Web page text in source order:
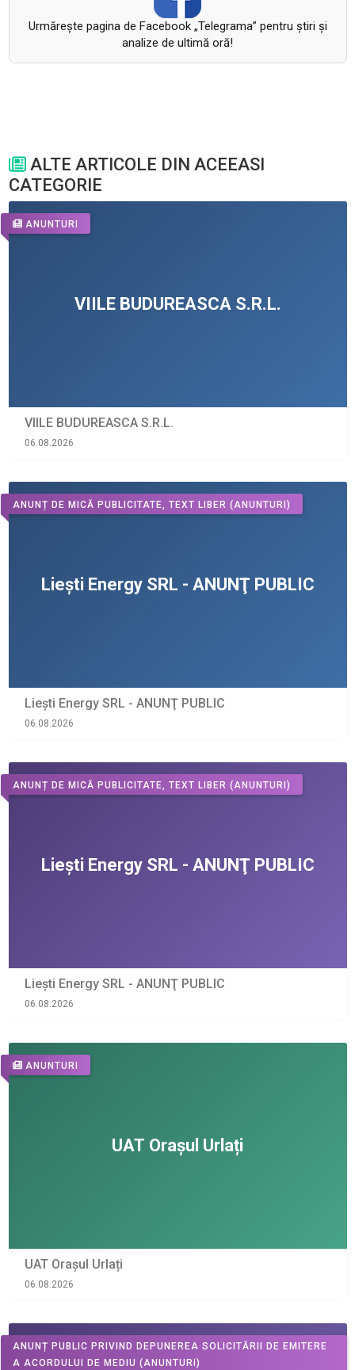
Urmăreşte pagina de Facebook „Telegrama” pentru ştiri şi
analize de ultimă oră!
ALTE ARTICOLE DIN ACEEASI
CATEGORIE
ANUNTURI
VIILE BUDUREASCA S.R.L.
06.08.2026
ANUNȚ DE MICĂ PUBLICITATE, TEXT LIBER (ANUNTURI)
Liești Energy SRL - ANUNŢ PUBLIC
06.08.2026
ANUNȚ DE MICĂ PUBLICITATE, TEXT LIBER (ANUNTURI)
Liești Energy SRL - ANUNŢ PUBLIC
06.08.2026
ANUNTURI
UAT Orașul Urlați
06.08.2026
ANUNȚ PUBLIC PRIVIND DEPUNEREA SOLICITĂRII DE EMITERE
A ACORDULUI DE MEDIU (ANUNTURI)